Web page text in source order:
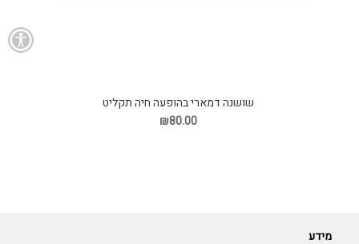
שושנה דמארי בהופעה חיה תקליט
₪80.00
מידע